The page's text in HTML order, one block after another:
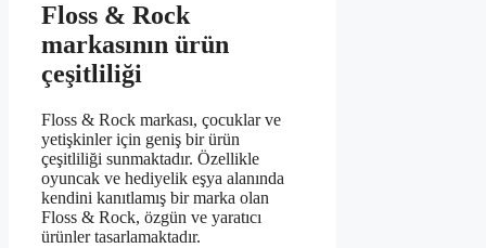
Floss & Rock
markasının ürün
çeşitliliği
Floss & Rock markası, çocuklar ve
yetişkinler için geniş bir ürün
çeşitliliği sunmaktadır. Özellikle
oyuncak ve hediyelik eşya alanında
kendini kanıtlamış bir marka olan
Floss & Rock, özgün ve yaratıcı
ürünler tasarlamaktadır.